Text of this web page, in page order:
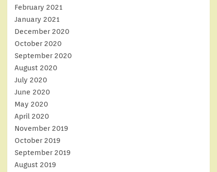
February 2021
January 2021
December 2020
October 2020
September 2020
August 2020
July 2020
June 2020
May 2020
April 2020
November 2019
October 2019
September 2019
August 2019